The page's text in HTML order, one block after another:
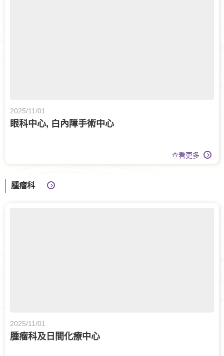
2025/11/01
眼科中心, 白內障手術中心
查看更多
腫瘤科
2025/11/01
腫瘤科及日間化療中心